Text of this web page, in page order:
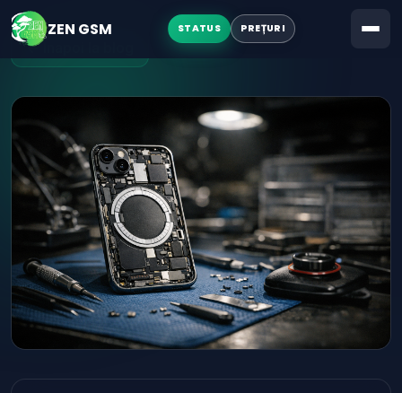
ZEN GSM STATUS PREȚURI
← Înapoi la blog